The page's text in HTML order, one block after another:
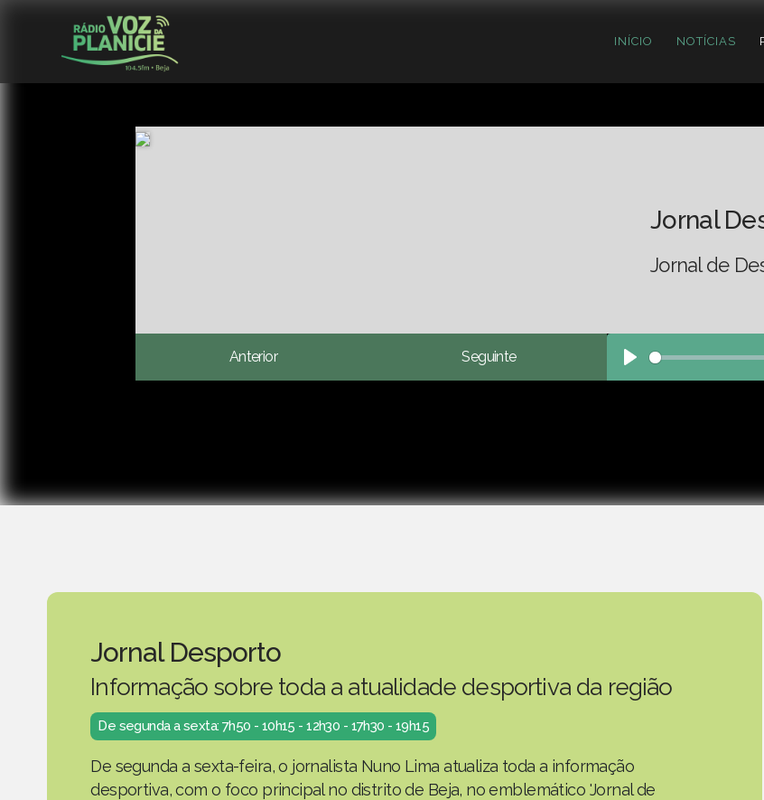
INÍCIO NOTÍCIAS
Jornal
Jornal de
Anterior Seguinte
Play
Jornal Desporto
Informação sobre toda a atualidade desportiva da região
De segunda a sexta: 7h50 - 10h15 - 12h30 - 17h30 - 19h15
De segunda a sexta-feira, o jornalista Nuno Lima atualiza toda a informação
desportiva, com o foco principal no distrito de Beja, no emblemático 'Jornal de